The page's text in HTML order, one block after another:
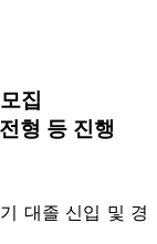
집
형 등 진행
대졸 신입 및 경